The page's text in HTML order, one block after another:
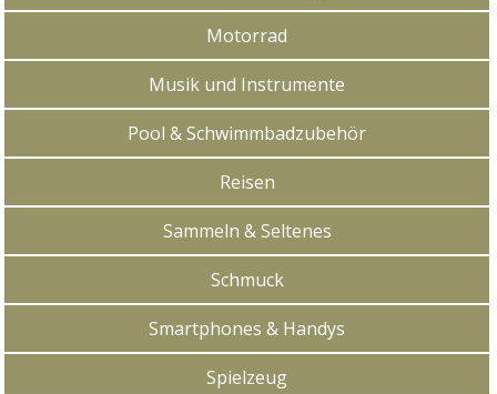
Motorrad
Musik und Instrumente
Pool & Schwimmbadzubehör
Reisen
Sammeln & Seltenes
Schmuck
Smartphones & Handys
Spielzeug